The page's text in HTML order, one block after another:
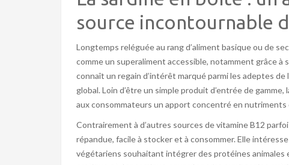
source incontournable
Longtemps reléguée au rang d’aliment basique ou de
comme un superaliment accessible, notamment grâce
connaît un regain d’intérêt marqué parmi les adeptes
global. Loin d’être un simple produit d’entrée de
aux consommateurs un apport concentré en
Contrairement à d’autres sources de vitamine B12
répandue, facile à stocker et à consommer. Elle
végétariens souhaitant intégrer des protéines